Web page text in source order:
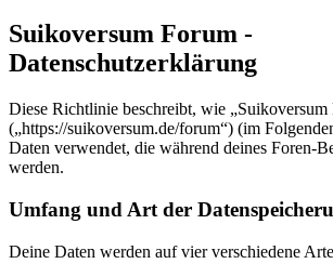
Suikoversum Forum -
Datenschutzerklärung
Diese Richtlinie beschreibt, wie „Suikoversum
(„https://suikoversum.de/forum“) (im
Daten verwendet, die während deines Foren-
werden.
Umfang und Art der
Deine Daten werden auf vier verschiedene